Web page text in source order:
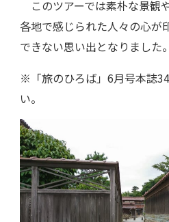
このツアーでは素朴な景観
各地で感じられた人々の心が
できない思い出となりました。
※「旅のひろば」6月号本誌
い。